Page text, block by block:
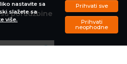
nastavite sa
slažete sa
više.
Prihvati sve
Prihvati
neophodne
porudžbine